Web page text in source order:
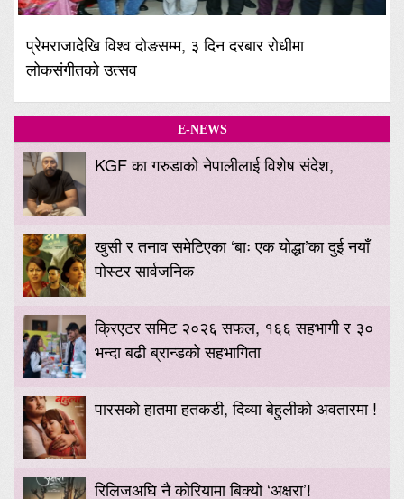
प्रेमराजादेखि विश्व दोङसम्म, ३ दिन दरबार रोधीमा
लोकसंगीतको उत्सव
E-NEWS
KGF का गरुडाको नेपालीलाई विशेष संदेश,
खुसी र तनाव समेटिएका ‘बाः एक योद्धा’का दुई नयाँ
पोस्टर सार्वजनिक
क्रिएटर समिट २०२६ सफल, १६६ सहभागी र ३०
भन्दा बढी ब्रान्डको सहभागिता
पारसको हातमा हतकडी, दिव्या बेहुलीको अवतारमा !
रिलिजअघि नै कोरियामा बिक्यो ‘अक्षरा’!